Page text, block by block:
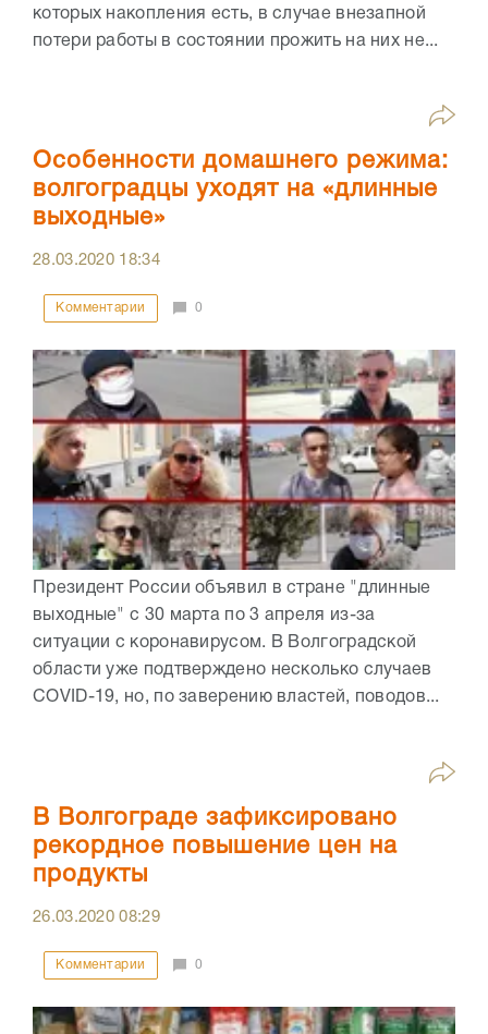
которых накопления есть, в случае внезапной
потери работы в состоянии прожить на них не...
Особенности домашнего режима:
волгоградцы уходят на «длинные
выходные»
28.03.2020 18:34
Комментарии 0
Президент России объявил в стране "длинные
выходные" с 30 марта по 3 апреля из-за
ситуации с коронавирусом. В Волгоградской
области уже подтверждено несколько случаев
COVID-19, но, по заверению властей, поводов...
В Волгограде зафиксировано
рекордное повышение цен на
продукты
26.03.202008:29
Комментарии 0